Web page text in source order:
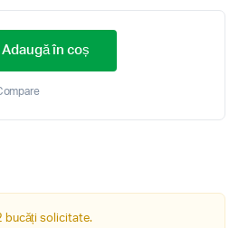
Adaugă în coș
bucăți solicitate.